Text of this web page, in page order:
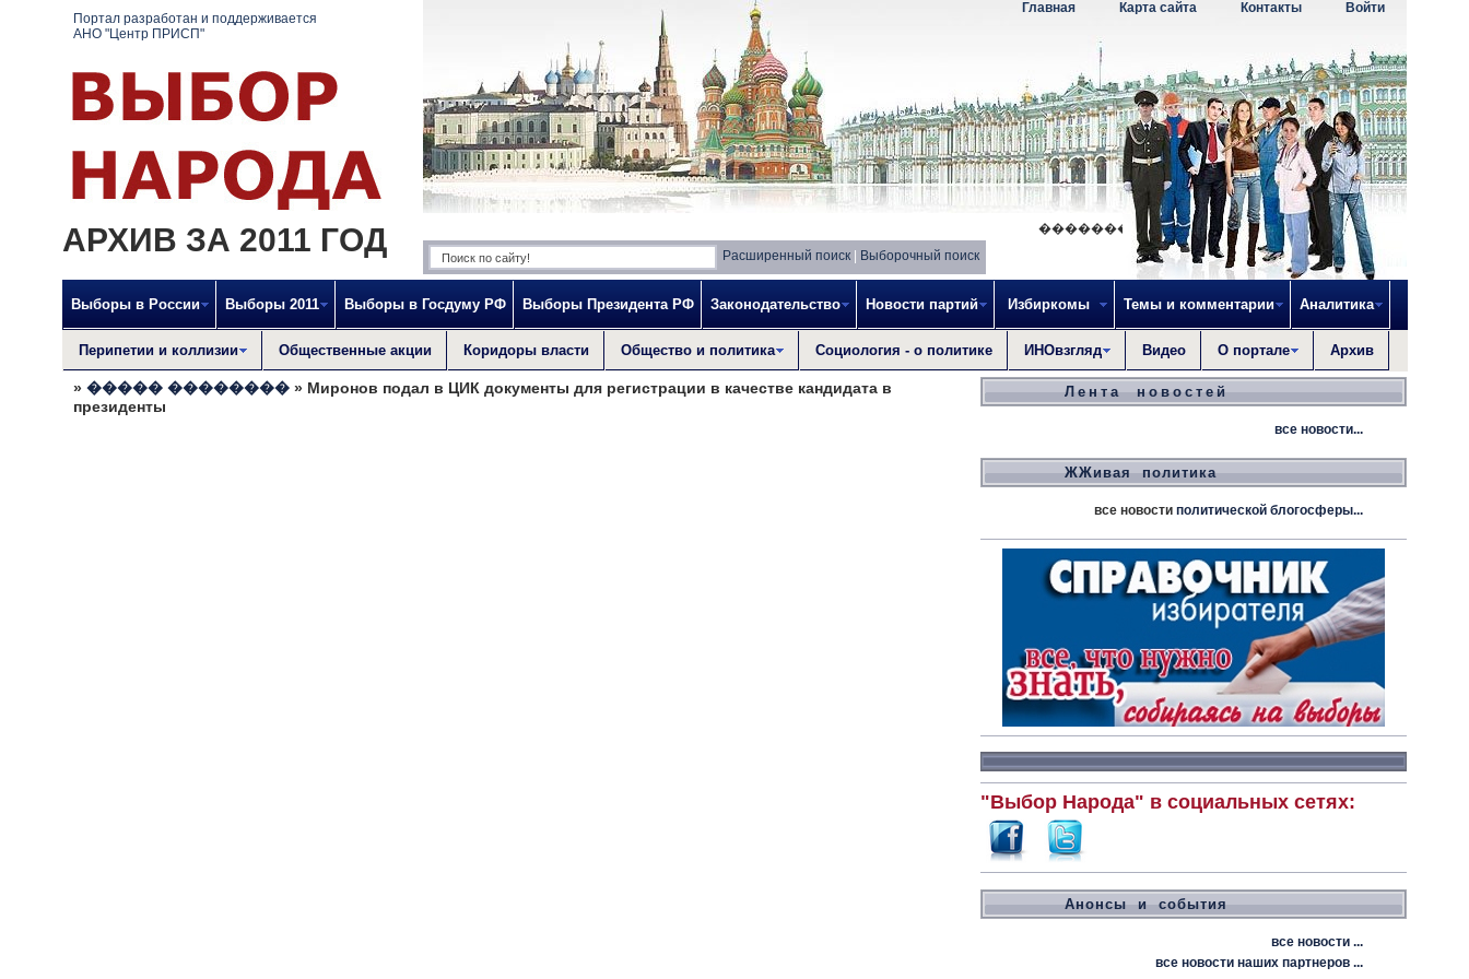
������������ - ���� ��������. � - ���
Расширенный поиск
Выборочный поиск
Портал разработан и поддерживается
АНО "Центр ПРИСП"
АРХИВ ЗА 2011 ГОД
Войти
Контакты
Карта сайта
Главная
Выборы в России Выборы 2011 Выборы в Госдуму РФ Выборы Президента РФ Законодательство Новости партий Избиркомы Темы и комментарии Аналитика
Перипетии и коллизии Общественные акции Коридоры власти Общество и политика Социология - о политике ИНОвзгляд Видео О портале Архив
» ����� �������� » Миронов подал в ЦИК документы для регистрации в качестве кандидата в
президенты
Лента новостей
все новости...
ЖЖивая политика
все новости политической блогосферы...
"Выбор Народа" в социальных сетях:
Анонсы и события
все новости ...
все новости наших партнеров ...